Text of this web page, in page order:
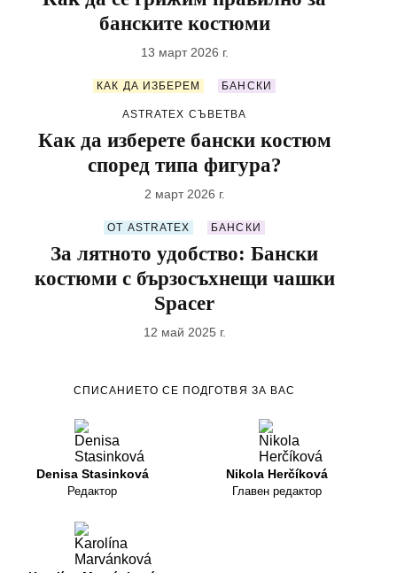
банските костюми
13 март 2026 г.
КАК ДА ИЗБЕРЕМ БАНСКИ
ASTRATEX СЪВЕТВA
Как да изберете бански костюм
според типа фигура?
2 март 2026 г.
ОТ ASTRATEX БАНСКИ
За лятното удобство: Бански
костюми с бързосъхнещи чашки
Spacer
12 май 2025 г.
СПИСАНИЕТО СЕ ПОДГОТВЯ ЗА ВАС
Denisa Stasinková
Редактор
Nikola Herčíková
Главен редактор